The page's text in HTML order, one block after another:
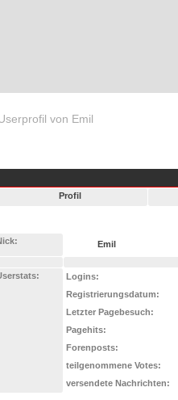
von Emil
Profil
Emil
Logins:
Registrierungsdatum:
Letzter Pagebesuch:
Pagehits:
Forenposts:
teilgenommene Votes:
versendete Nachrichten: